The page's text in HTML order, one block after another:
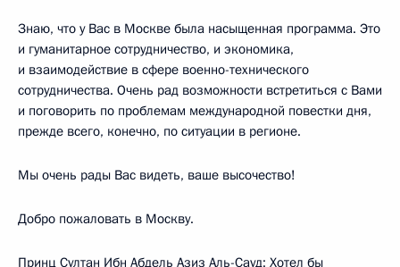
Знаю, что у Вас в Москве была насыщенная программа. Это
и гуманитарное сотрудничество, и экономика,
и взаимодействие в сфере военно-технического
сотрудничества. Очень рад возможности встретиться с Вами
и поговорить по проблемам международной повестки дня,
прежде всего, конечно, по ситуации в регионе.
Мы очень рады Вас видеть, ваше высочество!
Добро пожаловать в Москву.
Принц Султан Ибн Абдель Азиз Аль-Сауд: Хотел бы